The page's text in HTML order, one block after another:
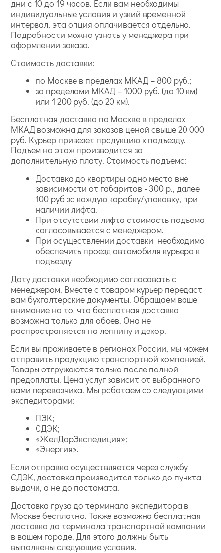
дни с 10 до 19 часов. Если вам необходимы
индивидуальные условия и узкий временной
интервал, эта опция оплачивается отдельно.
Подробности можно узнать у менеджера при
оформлении заказа.
Стоимость доставки:
по Москве в пределах МКАД – 800 руб.;
за пределами МКАД – 1000 руб. (до 10 км)
или 1 200 руб. (до 20 км).
Бесплатная доставка по Москве в пределах
МКАД возможна для заказов ценой свыше 20 000
руб. Курьер привезет продукцию к подъезду.
Подъем на этаж производится за
дополнительную плату. Стоимость подъема:
Доставка до квартиры одно место вне
зависимости от габаритов - 300 р., далее
100 руб за каждую коробку/упаковку, при
наличии лифта.
При отсутствии лифта стоимость подъема
согласовывается с менеджером.
При осуществлении доставки необходимо
обеспечить проезд автомобиля курьера к
подъезду
Дату доставки необходимо согласовать с
менеджером. Вместе с товаром курьер передаст
вам бухгалтерские документы. Обращаем ваше
внимание на то, что бесплатная доставка
возможна только для обоев. Она не
распространяется на лепнину и декор.
Если вы проживаете в регионах России, мы можем
отправить продукцию транспортной компанией.
Товары отгружаются только после полной
предоплаты. Цена услуг зависит от выбранного
вами перевозчика. Мы работаем со следующими
экспедиторами:
ПЭК;
СДЭК;
«ЖелДорЭкспедиция»;
«Энергия».
Если отправка осуществляется через службу
СДЭК, доставка производится только до пункта
выдачи, а не до постамата.
Доставка груза до терминала экспедитора в
Москве бесплатна. Также возможна бесплатная
доставка до терминала транспортной компании
в вашем городе. Для этого должны быть
выполнены следующие условия.